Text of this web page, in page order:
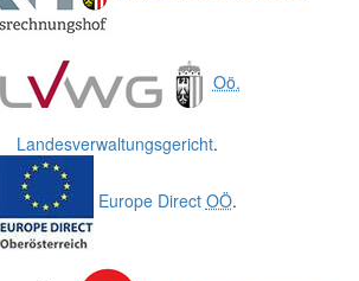
Oö.
Landesverwaltungsgericht.
Europe Direct OÖ.